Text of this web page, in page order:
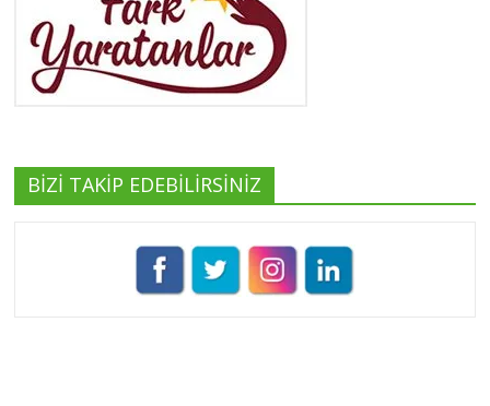
Yeşilist
Tüm yazıları görüntüle
Pınar Demirkan
BİZİ TAKİP EDEBİLİRSİNİZ